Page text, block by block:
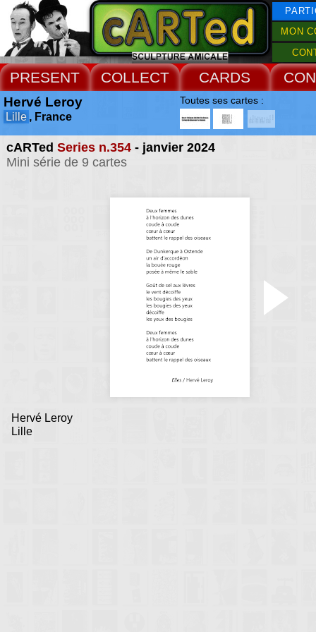
MON
PRESENT COLLECT CARDS
cARTed Series n.354- janvier 2024
Mini série de 9 cartes
Hervé Leroy
Lille
Hervé Leroy
Lille , France
Toutes ses cartes :